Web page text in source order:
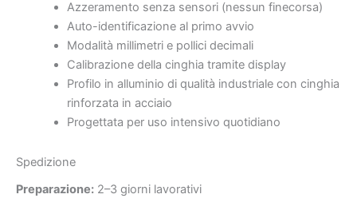
Azzeramento senza sensori (nessun finecorsa)
Auto-identificazione al primo avvio
Modalità millimetri e pollici decimali
Calibrazione della cinghia tramite display
Profilo in alluminio di qualità industriale con cinghia
rinforzata in acciaio
Progettata per uso intensivo quotidiano
Spedizione
Preparazione: 2–3 giorni lavorativi